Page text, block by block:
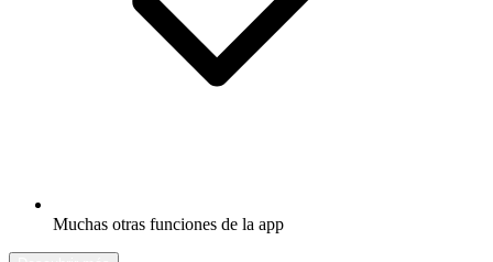
Muchas otras funciones de la app